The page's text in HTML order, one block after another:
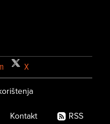
X
Kontakt RSS